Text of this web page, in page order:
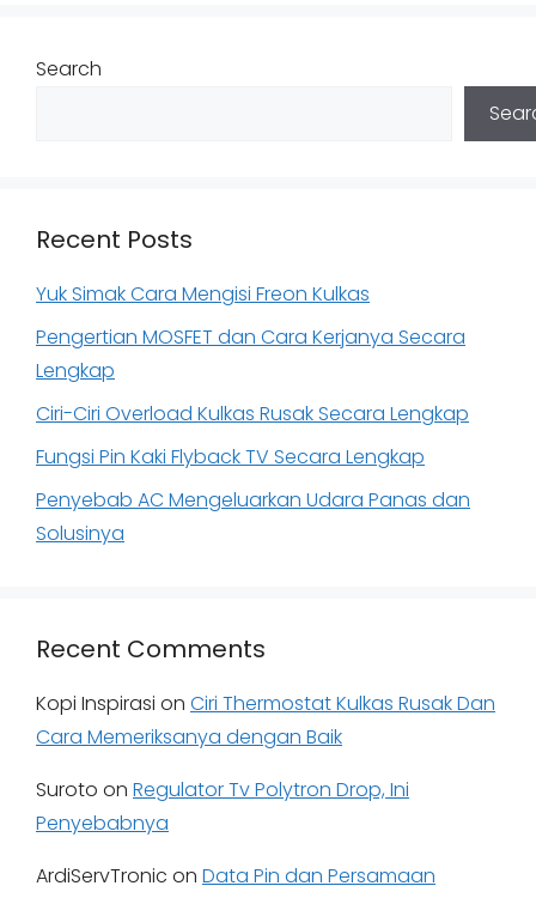
Search
Recent Posts
Yuk Simak Cara Mengisi Freon Kulkas
Pengertian MOSFET dan Cara Kerjanya Secara
Lengkap
Ciri-Ciri Overload Kulkas Rusak Secara Lengkap
Fungsi Pin Kaki Flyback TV Secara Lengkap
Penyebab AC Mengeluarkan Udara Panas dan
Solusinya
Recent Comments
Kopi Inspirasi on Ciri Thermostat Kulkas Rusak Dan
Cara Memeriksanya dengan Baik
Suroto on Regulator Tv Polytron Drop, Ini
Penyebabnya
ArdiServTronic on Data Pin dan Persamaan